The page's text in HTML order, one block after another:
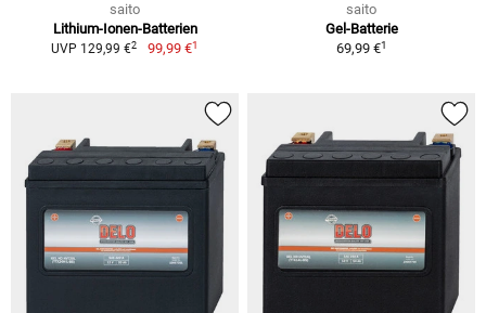
saito
Lithium-Ionen-Batterien
UVP 129,99 €2 99,99 €1
saito
Gel-Batterie
69,99 €1